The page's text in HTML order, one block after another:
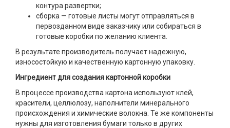
контура развертки;
сборка — готовые листы могут отправляться в
первозданном виде заказчику или собираться в
готовые коробки по желанию клиента.
В результате производитель получает надежную,
износостойкую и качественную картонную упаковку.
Ингредиент для создания картонной коробки
В процессе производства картона используют клей,
красители, целлюлозу, наполнители минерального
происхождения и химические волокна. Те же компоненты
нужны для изготовления бумаги только в других